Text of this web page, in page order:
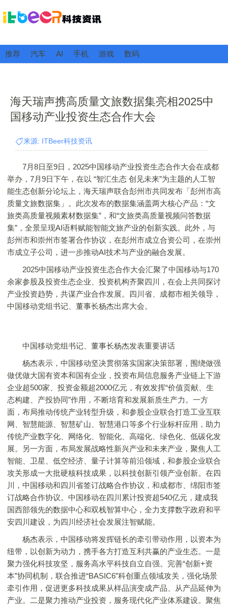
推荐 汽车 AI 手机 游戏 数码
海天瑞声携高质量文旅数据集亮相2025中
国移动产业投资生态合作大会
来源: ITBeer科技资讯
7月8日至9日，2025中国移动产业投资生态合作大会在成都
举办，7月9日下午，在以 “智汇生态 创见未来”为主题的人工智
能生态创新分论坛上，海天瑞声联合彭州市共同发布「彭州市高
质量文旅数据集」。此次发布的数据集涵盖两大核心产品：“文
旅类高质量视频素材数据集”，和“文旅类高质量视频问答数据
集”，全景呈现AI语料赋能智能文旅产业的创新实践。此外，与
彭州市和崇州市签署合作协议，在彭州市成立合资公司，在崇州
市成立子公司，进一步推动AI技术与产业的融合发展。
2025中国移动产业投资生态合作大会汇聚了中国移动与170
余家参股及投资生态企业、投资机构齐聚四川，在会上共同探讨
产业投资趋势，共谋产业合作发展。四川省、成都市相关领导，
中国移动党组书记、董事长杨杰出席大会。
中国移动党组书记、董事长杨杰发表重要讲话
杨杰表示，中国移动坚决贯彻落实国家决策部署，围绕做强
做优做大国有资本和国有企业，投资布局信息服务产业链上下游
企业超500家、投资金额超2000亿元，有效发挥“价值贡献、生
态构建、产投协同”作用，不断培育和发展新质生产力。一方
面，布局推动传统产业转型升级，和参股企业联合打造工业互联
网、智慧能源、智慧矿山、智慧港口等多个行业标杆应用，助力
传统产业数字化、网络化、智能化、高端化、绿色化、低碳化发
展。另一方面，布局发展战略性新兴产业和未来产业，聚焦人工
智能、卫星、低空经济、量子计算等前沿领域，和参股企业联合
攻关形成一大批硬核科技成果，以科技创新引领产业创新。在四
川，中国移动和四川省签订战略合作协议，和成都市、绵阳市签
订战略合作协议。中国移动在四川累计投资超540亿元，建成我
国西部领先的数据中心和双栈智算中心，全力支撑数字政府和平
安四川建设，为四川经济社会发展注智赋能。
杨杰表示，中国移动将发挥链长的牵引带动作用，以资本为
纽带，以创新为动力，携手各方打造互利共赢的产业生态。一是
聚力强化科技攻坚，服务高水平科技自立自强。完善“创新+资
本”协同机制，联合推进“BASIC6”科创重点领域攻关，强化场景
牵引作用，促进更多科技成果从样品演变成产品、从产品延伸为
产业。二是聚力推动产业投资，服务现代化产业体系建设。聚焦